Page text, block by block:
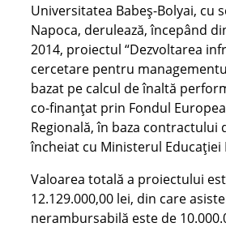
Universitatea Babeş-Bolyai, cu
Napoca, derulează, începând
2014, proiectul “Dezvoltarea
cercetare pentru
bazat pe calcul de înaltă
co-finanţat prin Fondul
Regională, în baza contractului
încheiat cu Ministerul Educaţiei
Valoarea totală a proiectului
12.129.000,00 lei, din care
nerambursabilă este de